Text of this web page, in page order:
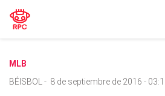
MLB
BÉISBOL
- 8 de septiembre de 2016 -